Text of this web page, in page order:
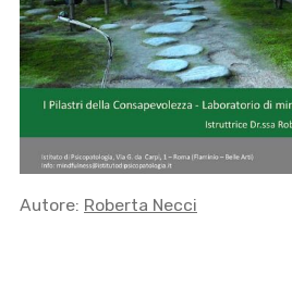
Autore: Roberta Necci